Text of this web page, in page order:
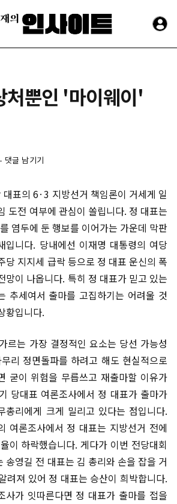
처뿐인 '마이웨이'
- 댓글 남기기
표의 6·3 지방선거 책임론이 거세게 일
도전 여부에 관심이 쏠립니다. 정 대표는
염두에 둔 행보를 이어가는 가운데 막판
입니다. 당내에선 이재명 대통령의 여당
당 지지세 급락 등으로 정 대표 운신의 폭
망이 나옵니다. 특히 정 대표가 믿고 있는
추세여서 출마를 고집하기는 어려울 것
황입니다.
르는 가장 결정적인 요소는 당선 가능성
리 정면돌파를 하려고 해도 현실적으로
굳이 위험을 무릅쓰고 재출마할 이유가
당대표 여론조사에서 정 대표가 출마가
총리에게 크게 밀리고 있다는 점입니다.
여론조사에서 정 대표는 지방선거 전에
이 하락했습니다. 게다가 이번 전당대회
송영길 전 대표는 김 총리와 손을 잡을 거
려져 있어 정 대표는 승산이 희박합니다.
사가 잇따른다면 정 대표가 출마를 접을